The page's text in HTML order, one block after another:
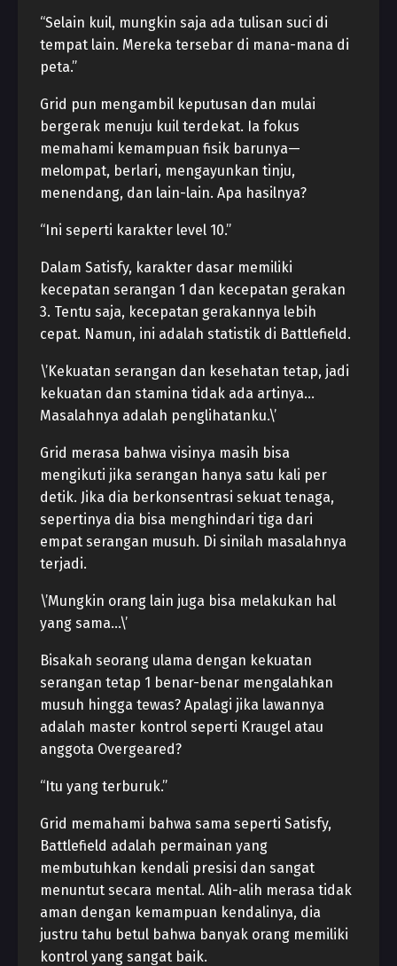
“Selain kuil, mungkin saja ada tulisan suci di
tempat lain. Mereka tersebar di mana-mana di
peta.”
Grid pun mengambil keputusan dan mulai
bergerak menuju kuil terdekat. Ia fokus
memahami kemampuan fisik barunya—
melompat, berlari, mengayunkan tinju,
menendang, dan lain-lain. Apa hasilnya?
“Ini seperti karakter level 10.”
Dalam Satisfy, karakter dasar memiliki
kecepatan serangan 1 dan kecepatan gerakan
3. Tentu saja, kecepatan gerakannya lebih
cepat. Namun, ini adalah statistik di Battlefield.
\’Kekuatan serangan dan kesehatan tetap, jadi
kekuatan dan stamina tidak ada artinya…
Masalahnya adalah penglihatanku.\’
Grid merasa bahwa visinya masih bisa
mengikuti jika serangan hanya satu kali per
detik. Jika dia berkonsentrasi sekuat tenaga,
sepertinya dia bisa menghindari tiga dari
empat serangan musuh. Di sinilah masalahnya
terjadi.
\’Mungkin orang lain juga bisa melakukan hal
yang sama…\’
Bisakah seorang ulama dengan kekuatan
serangan tetap 1 benar-benar mengalahkan
musuh hingga tewas? Apalagi jika lawannya
adalah master kontrol seperti Kraugel atau
anggota Overgeared?
“Itu yang terburuk.”
Grid memahami bahwa sama seperti Satisfy,
Battlefield adalah permainan yang
membutuhkan kendali presisi dan sangat
menuntut secara mental. Alih-alih merasa tidak
aman dengan kemampuan kendalinya, dia
justru tahu betul bahwa banyak orang memiliki
kontrol yang sangat baik.